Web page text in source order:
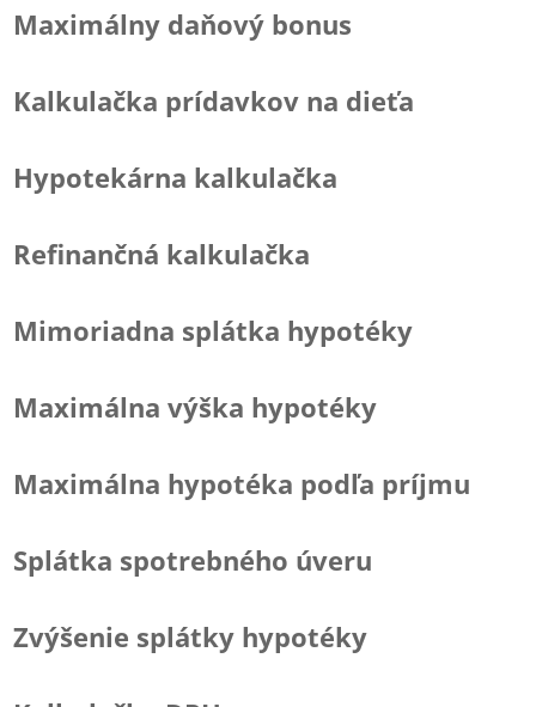
Maximálny daňový bonus
Kalkulačka prídavkov na dieťa
Hypotekárna kalkulačka
Refinančná kalkulačka
Mimoriadna splátka hypotéky
Maximálna výška hypotéky
Maximálna hypotéka podľa príjmu
Splátka spotrebného úveru
Zvýšenie splátky hypotéky